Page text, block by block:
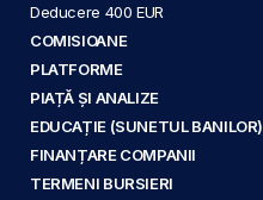
Deducere 400 EUR
COMISIOANE
PLATFORME
PIAȚĂ ȘI ANALIZE
EDUCAȚIE (SUNETUL BANILOR)
FINANȚARE COMPANII
TERMENI BURSIERI